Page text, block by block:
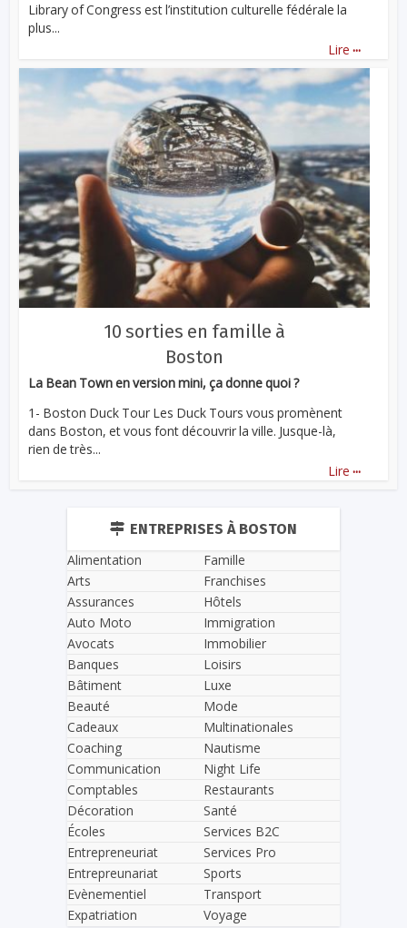
Library of Congress est l’institution culturelle fédérale la
plus...
Lire ...
10 sorties en famille à
Boston
La Bean Town en version mini, ça donne quoi ?
1- Boston Duck Tour Les Duck Tours vous promènent
dans Boston, et vous font découvrir la ville. Jusque-là,
rien de très...
Lire ...
ENTREPRISES À BOSTON
Alimentation
Arts
Assurances
Auto Moto
Avocats
Banques
Bâtiment
Beauté
Cadeaux
Coaching
Communication
Comptables
Décoration
Écoles
Entrepreneuriat
Entrepreunariat
Evènementiel
Expatriation
Famille
Franchises
Hôtels
Immigration
Immobilier
Loisirs
Luxe
Mode
Multinationales
Nautisme
Night Life
Restaurants
Santé
Services B2C
Services Pro
Sports
Transport
Voyage